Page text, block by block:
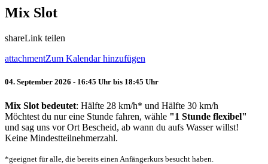
Mix Slot
shareLink teilen
attachmentZum Kalendar hinzufügen
04. September 2026 - 16:45 Uhr bis 18:45 Uhr
Mix Slot bedeutet: Hälfte 28 km/h* und Hälfte 30 km/h
Möchtest du nur eine Stunde fahren, wähle "1 Stunde flexibel"
und sag uns vor Ort Bescheid, ab wann du aufs Wasser willst!
Keine Mindestteilnehmerzahl.
*geeignet für alle, die bereits einen Anfängerkurs besucht haben.